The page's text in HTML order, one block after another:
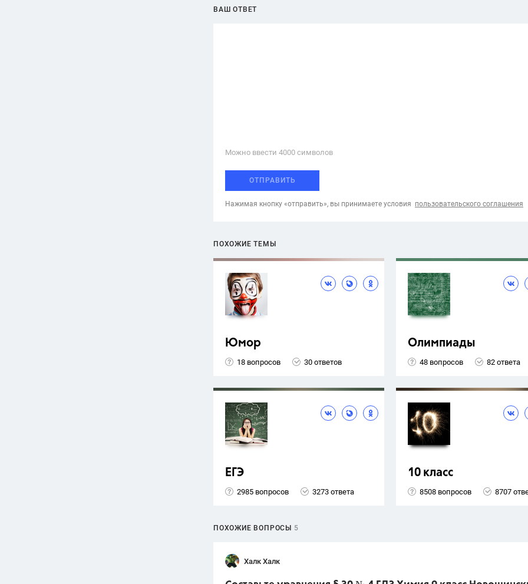
ВАШ ОТВЕТ
Можно ввести 4000 cимволов
ОТПРАВИТЬ
Нажимая кнопку «отправить», вы принимаете условия пользовательского соглашения
ПОХОЖИЕ ТЕМЫ
Юмор
18 вопросов 30 ответов
Олимпиады
48 вопросов 82 ответа
ЕГЭ
2985 вопросов 3273 ответа
10 класс
8508 вопросов 8707
ПОХОЖИЕ ВОПРОСЫ 5
Халк Халк